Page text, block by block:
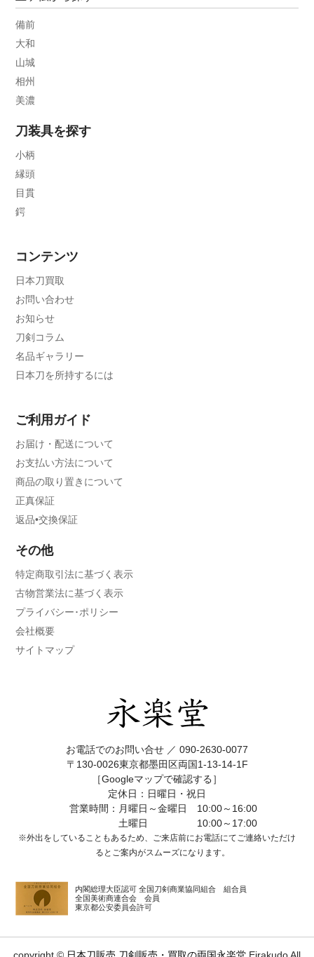
備前
大和
山城
相州
美濃
刀装具を探す
小柄
縁頭
目貫
鍔
コンテンツ
日本刀買取
お問い合わせ
お知らせ
刀剣コラム
名品ギャラリー
日本刀を所持するには
ご利用ガイド
お届け・配送について
お支払い方法について
商品の取り置きについて
正真保証
返品•交換保証
その他
特定商取引法に基づく表示
古物営業法に基づく表示
プライバシー･ポリシー
会社概要
サイトマップ
お電話でのお問い合せ ／ 090-2630-0077
〒130-0026東京都墨田区両国1-13-14-1F
［Googleマップで確認する］
定休日：日曜日・祝日
営業時間：月曜日～金曜日 10:00～16:00
土曜日 10:00～17:00
※外出をしていることもあるため、ご来店前にお電話にてご連絡いただけ
ると ご案内がスムーズになります。
内閣総理大臣認可 全国刀剣商業協同組合 組合員
全国美術商連合会 会員
東京都公安委員会許可